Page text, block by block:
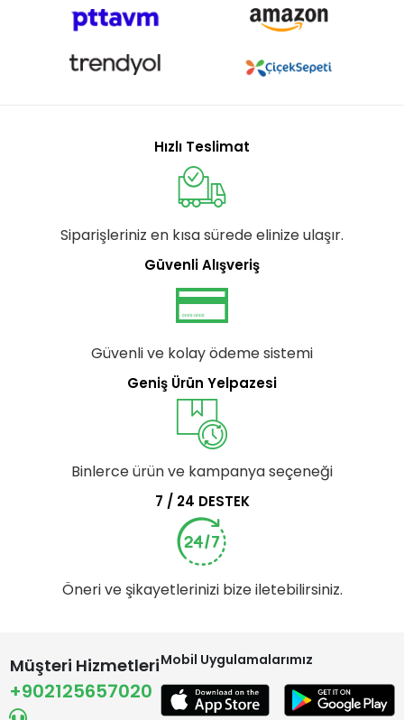
Hızlı Teslimat
Siparişleriniz en kısa sürede elinize ulaşır.
Güvenli Alışveriş
Güvenli ve kolay ödeme sistemi
Geniş Ürün Yelpazesi
Binlerce ürün ve kampanya seçeneği
7 / 24 DESTEK
Öneri ve şikayetlerinizi bize iletebilirsiniz.
Müşteri Hizmetleri
+902125657020
Mobil Uygulamalarımız